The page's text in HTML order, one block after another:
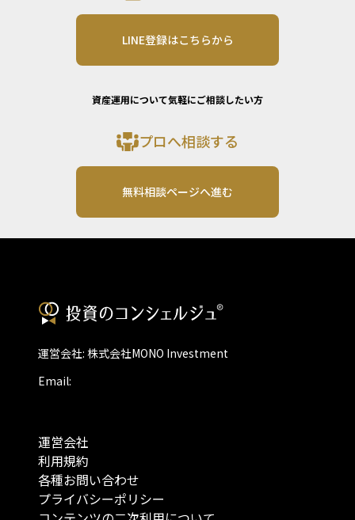
LINE登録はこちらから
資産運用について気軽にご相談したい方
プロへ相談する
無料相談ページへ進む
運営会社: 株式会社MONO Investment
Email:
運営会社
利用規約
各種お問い合わせ
プライバシーポリシー